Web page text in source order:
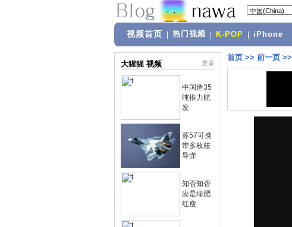
视频首页 热门视频 K-POP iPhone
大猩猩 视频 更多
中国造35
吨推力航
发
苏57可携
带多枚核
导弹
知否知否
应是绿肥
红瘦
首页 >> 前一页 >>